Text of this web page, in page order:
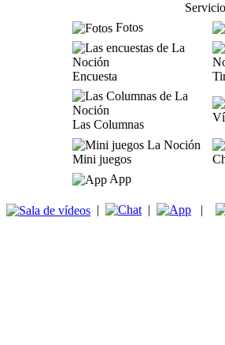
Fotos
Encuesta
Las Columnas
Mini juegos
App
| | |